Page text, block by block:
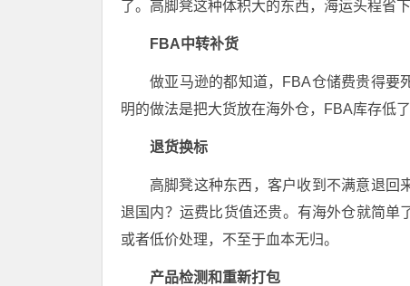
了。高脚凳这种体积大的东西，海运头程省
FBA中转补货
做亚马逊的都知道，FBA仓储费贵得要
明的做法是把大货放在海外仓，FBA库存低
退货换标
高脚凳这种东西，客户收到不满意退回
退国内？运费比货值还贵。有海外仓就简单
或者低价处理，不至于血本无归。
产品检测和重新打包